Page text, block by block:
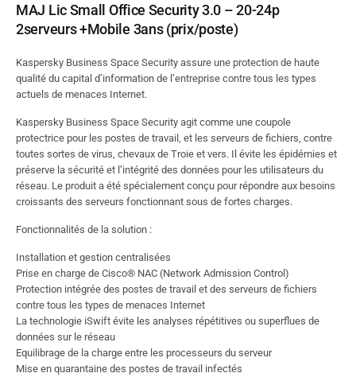
MAJ Lic Small Office Security 3.0 – 20-24p
2serveurs +Mobile 3ans (prix/poste)
Kaspersky Business Space Security assure une protection de haute
qualité du capital d’information de l’entreprise contre tous les types
actuels de menaces Internet.
Kaspersky Business Space Security agit comme une coupole
protectrice pour les postes de travail, et les serveurs de fichiers, contre
toutes sortes de virus, chevaux de Troie et vers. Il évite les épidémies et
préserve la sécurité et l’intégrité des données pour les utilisateurs du
réseau. Le produit a été spécialement conçu pour répondre aux besoins
croissants des serveurs fonctionnant sous de fortes charges.
Fonctionnalités de la solution :
Installation et gestion centralisées
Prise en charge de Cisco® NAC (Network Admission Control)
Protection intégrée des postes de travail et des serveurs de fichiers
contre tous les types de menaces Internet
La technologie iSwift évite les analyses répétitives ou superflues de
données sur le réseau
Equilibrage de la charge entre les processeurs du serveur
Mise en quarantaine des postes de travail infectés